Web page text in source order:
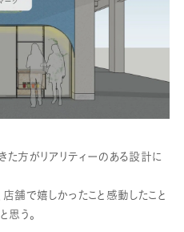
方がリアリティーのある設計に
舗で嬉しかったこと感動したこと
思う。